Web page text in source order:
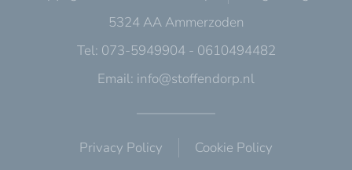
5324 AA Ammerzoden
Tel: 073-5949904 - 0610494482
Email: info@stoffendorp.nl
Privacy Policy Cookie Policy